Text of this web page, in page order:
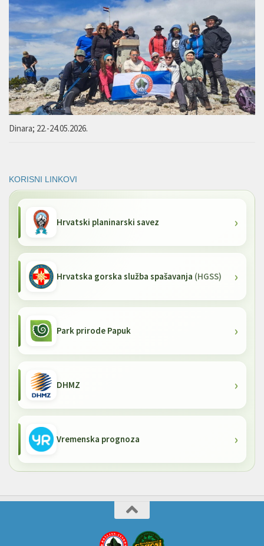
Dinara; 22.-24.05.2026.
KORISNI LINKOVI
Hrvatski planinarski savez
Hrvatska gorska služba spašavanja (HGSS)
Park prirode Papuk
DHMZ
Vremenska prognoza